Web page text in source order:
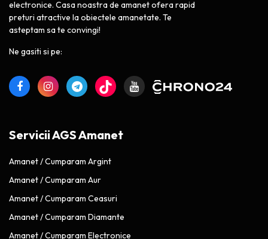
electronice. Casa noastra de amanet ofera rapid
preturi atractive la obiectele amanetate. Te
asteptam sa te convingi!
Ne gasiti si pe:
Servicii AGS Amanet
Amanet / Cumparam Argint
Amanet / Cumparam Aur
Amanet / Cumparam Ceasuri
Amanet / Cumparam Diamante
Amanet / Cumparam Electronice